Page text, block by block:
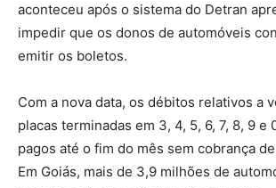
aconteceu após o sistema do Detran
impedir que os donos de automóveis
emitir os boletos.
Com a nova data, os débitos relativos a
placas terminadas em 3, 4, 5, 6, 7, 8, 9 e
pagos até o fim do mês sem cobrança
Em Goiás, mais de 3,9 milhões de